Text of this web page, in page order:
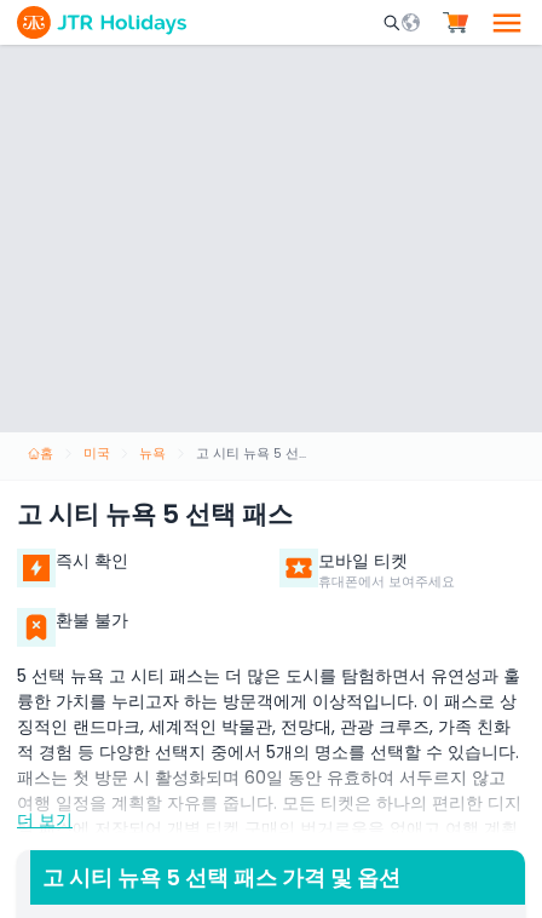
Mobile Search
홈 미국 뉴욕 고 시티 뉴욕 5 선택 패스
고 시티 뉴욕 5 선택 패스
즉시 확인 모바일 티켓
휴대폰에서 보여주세요
환불 불가
5 선택 뉴욕 고 시티 패스는 더 많은 도시를 탐험하면서 유연성과 훌
륭한 가치를 누리고자 하는 방문객에게 이상적입니다. 이 패스로 상
징적인 랜드마크, 세계적인 박물관, 전망대, 관광 크루즈, 가족 친화
적 경험 등 다양한 선택지 중에서 5개의 명소를 선택할 수 있습니다.
패스는 첫 방문 시 활성화되며 60일 동안 유효하여 서두르지 않고
여행 일정을 계획할 자유를 줍니다. 모든 티켓은 하나의 편리한 디지
털 패스에 저장되어 개별 티켓 구매의 번거로움을 없애고 여행 계획
을 쉽게 조정할 수 있습니다. 좋아하는 명소를 다시 방문하거나 다른
동네를 탐험하거나 현지 카페를 즐기거나 추가 명소를 포함시키고
싶을 때 이 패스가 일정에 맞춥니다. 커플, 가족, 여유로운 관광을 선
더 보기
고 시티 뉴욕 5 선택 패스 가격 및 옵션